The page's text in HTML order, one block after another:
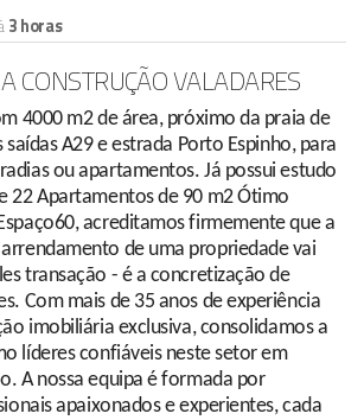
3 horas
CONSTRUÇÃO VALADARES
4000 m2 de área, próximo da praia de
saídas A29 e estrada Porto Espinho, para
ou apartamentos. Já possui estudo
22 Apartamentos de 90 m2 Ótimo
acreditamos firmemente que a
de uma propriedade vai
transação - é a concretização de
Com mais de 35 anos de experiência
imobiliária exclusiva, consolidamos a
líderes confiáveis neste setor em
A nossa equipa é formada por
apaixonados e experientes, cada